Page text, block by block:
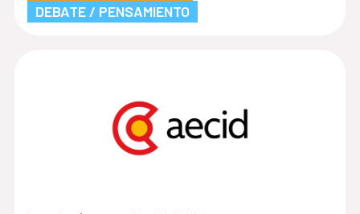
DEBATE / PENSAMIENTO